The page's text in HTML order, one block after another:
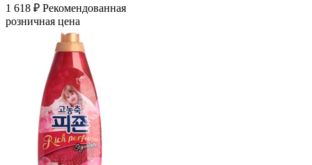
1 618 ₽ Рекомендованная
розничная цена